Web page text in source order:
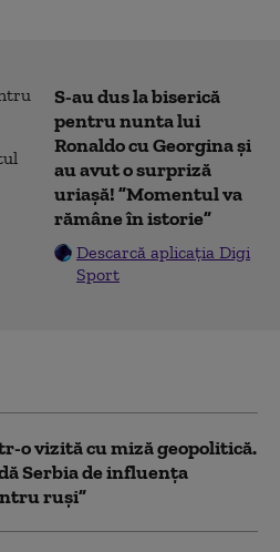
S-au dus la biserică
pentru nunta lui
Ronaldo cu Georgina și
au avut o surpriză
uriașă! ”Momentul va
rămâne în istorie”
Descarcă aplicația Digi
Sport
o vizită cu miză geopolitică.
Serbia de influența
ruși”